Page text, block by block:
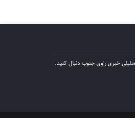
خبری راوی جنوب دنبال کنید.